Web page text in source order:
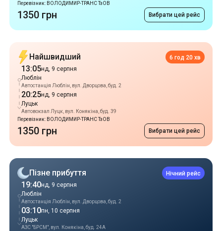
Перевізник: ВОЛОДИМИР-ТРАНС ТзОВ
1350 грн Вибрати цей рейс
Найшвидший 6 год 20 хв
13:05нд, 9 серпня
Люблін
Автостанція Люблін, вул. Дворцова, буд. 2
20:25нд, 9 серпня
Луцьк
Автовокзал Луцк, вул. Конякіна, буд. 39
Перевізник: ВОЛОДИМИР-ТРАНС ТзОВ
1350 грн Вибрати цей рейс
Пізне прибуття Нічний рейс
19:40нд, 9 серпня
Люблін
Автостанція Люблін, вул. Дворцова, буд. 2
03:10пн, 10 серпня
Луцьк
АЗС "БРСМ", вул. Конякіна, буд. 24А